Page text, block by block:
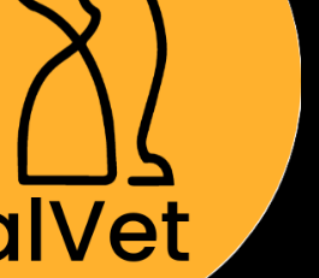
Para la entrega de
portar cooler con
(icepacks). No se
si no se cumplen
de seguridad biológica.